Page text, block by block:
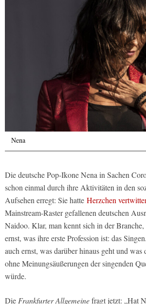
Nena
Die deutsche Pop-Ikone Nena in Sachen
schon einmal durch ihre Aktivitäten in den
Aufsehen erregt: Sie hatte Herzchen
Mainstream-Raster gefallenen deutschen
Naidoo. Klar, man kennt sich in der Branche,
ernst, was ihre erste Profession ist: das
auch ernst, was darüber hinaus geht und
ohne Meinungsäußerungen der singenden
würde.
DieFrankfurter Allgemeinefragt jetzt: „Hat